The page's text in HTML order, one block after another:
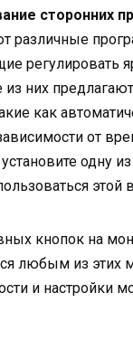
сторонних
различные
регулировать
них
как
от
одну
кнопок на
любым из этих
и настройки